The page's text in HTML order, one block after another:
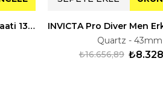
INVICTA Prodiver Erkek Kol Saati 130404
Quartz - 43mm
₺16.656,89